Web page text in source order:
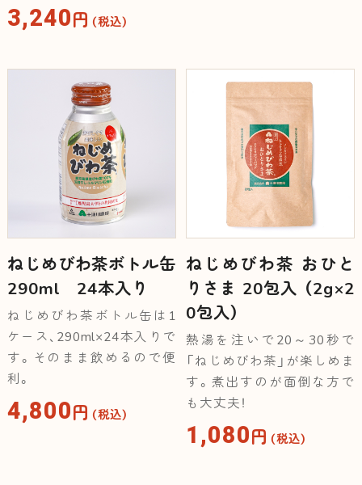
3,240円 （税込）
ねじめびわ茶ボトル缶
290ml 24本入り
ねじめびわ茶ボトル缶は1
ケース、290ml×24本入りで
す。そのまま飲めるので便
利。
4,800円 （税込）
ねじめびわ茶 おひと
りさま 20包入 （2g×2
0包入）
熱湯を注いで20～30秒で
「ねじめびわ茶」が楽しめま
す。煮出すのが面倒な方で
も大丈夫！
1,080円 （税込）